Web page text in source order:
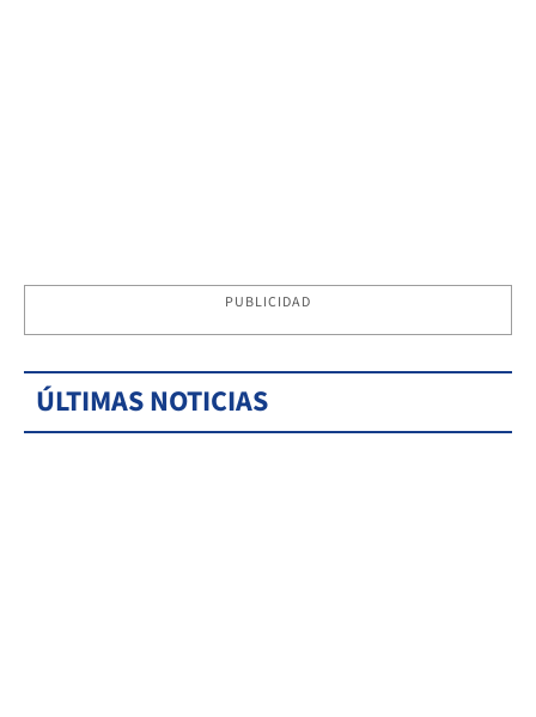
PUBLICIDAD
ÚLTIMAS NOTICIAS